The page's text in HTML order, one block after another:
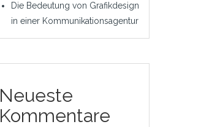
Die Bedeutung von Grafikdesign
in einer Kommunikationsagentur
Neueste
Kommentare